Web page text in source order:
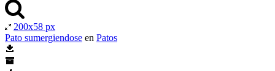
200x58 px
Pato sumergiendose en Patos